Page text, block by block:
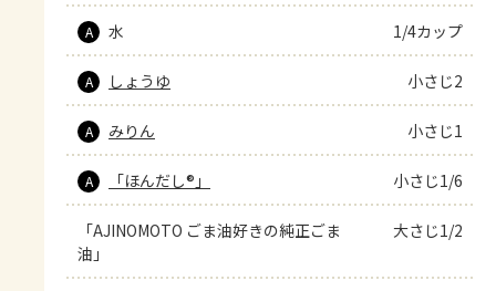
A 水 1/4カップ
A しょうゆ 小さじ2
A みりん 小さじ1
A 「ほんだし®」 小さじ1/6
「AJINOMOTO ごま油好きの純正ごま
油」
大さじ1/2